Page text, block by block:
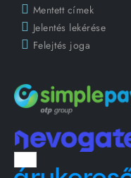
Mentett címek
Jelentés lekérése
Felejtés joga